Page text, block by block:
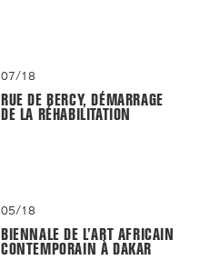
07/18
RUE DE BERCY, DÉMARRAGE
DE LA RÉHABILITATION
05/18
BIENNALE DE L’ART AFRICAIN
CONTEMPORAIN À DAKAR